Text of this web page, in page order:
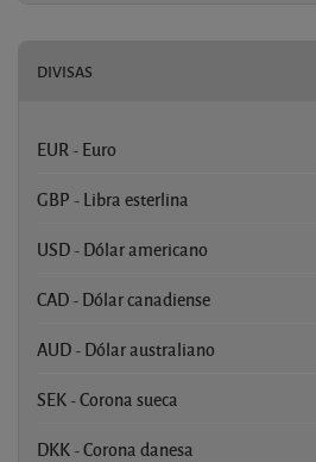
DIVISAS
EUR - Euro
GBP - Libra esterlina
USD - Dólar americano
CAD - Dólar canadiense
AUD - Dólar australiano
SEK - Corona sueca
DKK - Corona danesa